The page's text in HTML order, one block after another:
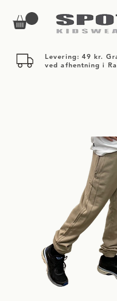
Levering: 49 kr.
ved afhentning i